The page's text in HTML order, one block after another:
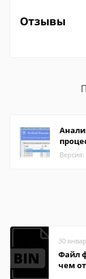
Отзывы
30
Файл
чем